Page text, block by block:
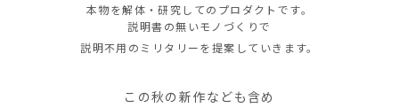
本物を解体・研究してのプロダクトです。
説明書の無いモノづくりで
説明不用のミリタリーを提案していきます。
この秋の新作なども含め